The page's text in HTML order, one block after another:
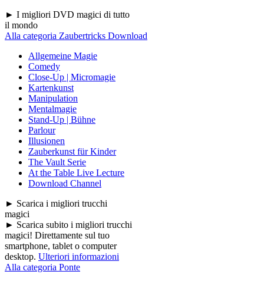
► I migliori DVD magici di tutto
il mondo
Alla categoria Zaubertricks Download
Allgemeine Magie
Comedy
Close-Up | Micromagie
Kartenkunst
Manipulation
Mentalmagie
Stand-Up | Bühne
Parlour
Illusionen
Zauberkunst für Kinder
The Vault Serie
At the Table Live Lecture
Download Channel
► Scarica i migliori trucchi
magici
► Scarica subito i migliori trucchi
magici! Direttamente sul tuo
smartphone, tablet o computer
desktop. Ulteriori informazioni
Alla categoria Ponte